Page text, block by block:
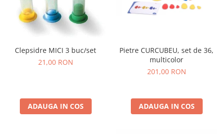
Mobilier gradinita
Montessori
Educatie inovativa
Anatomie
Experimente
Clepsidre MICI 3 buc/set
21,00 RON
ADAUGA IN COS
Pietre CURCUBEU, set de 36,
multicolor
201,00 RON
ADAUGA IN COS